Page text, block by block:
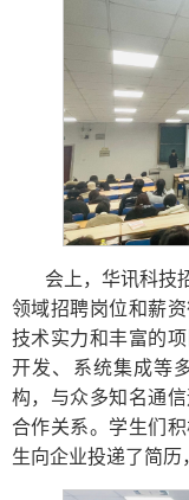
会上，华讯科技
领域招聘岗位和薪
技术实力和丰富的
开发、系统集成等
构，与众多知名通
合作关系。学生们
生向企业投递了简历